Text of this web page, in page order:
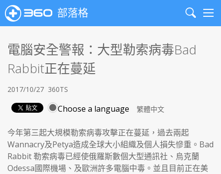
部落格
Search
電腦安全警報：大型勒索病毒Bad
Rabbit正在蔓延
2017/10/27 360TS
Choose a language
今年第三起大規模勒索病毒攻擊正在蔓延，過去兩起
Wannacry及Petya造成全球大小組織及個人損失慘重。Bad
Rabbit 勒索病毒已經使俄羅斯數個大型通訊社、烏克蘭
Odessa國際機場、及歐洲許多電腦中毒。並且目前正在美